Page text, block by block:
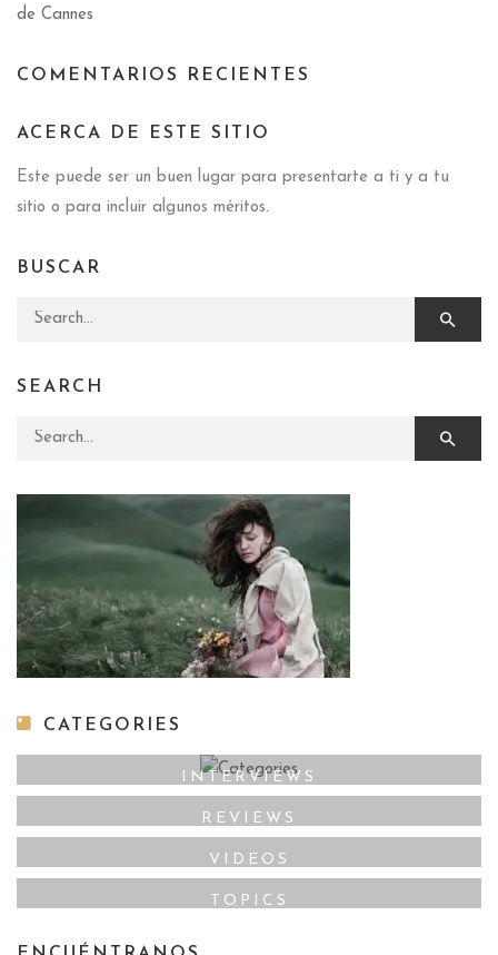
de Cannes
COMENTARIOS RECIENTES
ACERCA DE ESTE SITIO
Este puede ser un buen lugar para presentarte a ti y a tu
sitio o para incluir algunos méritos.
BUSCAR
Search for:
SEARCH
Search for:
CATEGORIES
INTERVIEWS
REVIEWS
VIDEOS
TOPICS